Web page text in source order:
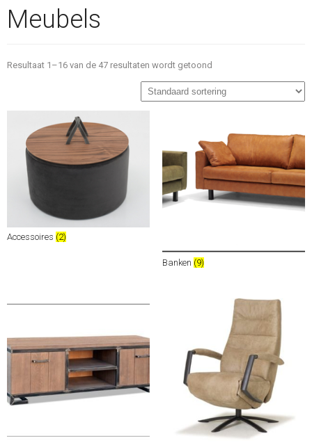
Meubels
Resultaat 1–16 van de 47 resultaten wordt getoond
Accessoires (2)
Banken (9)